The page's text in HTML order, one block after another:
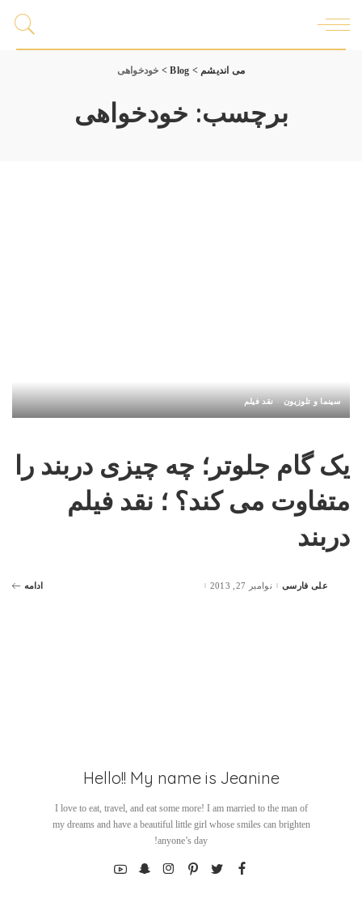
می اندیشم >
Blog
> خودخواهی
برچسب: خودخواهی
سینما و تلوزیون نقد فیلم
یک گام جلوتر؛ چه چیزی دربند را
متفاوت می کند؟ ؛ نقد فیلم
دربند
Postedعلی فارسی نوامبر 27, 2013 ادامه
Hello!! My name is Jeanine
I love to eat, travel, and eat some more! I am married to the man of
my dreams and have a beautiful little girl whose smiles can brighten
anyone’s day!